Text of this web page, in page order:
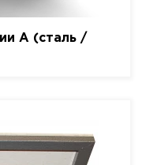
A (сталь /